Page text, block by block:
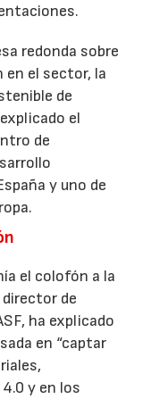
redonda sobre
en el sector, la
de
el
de
y uno de
el colofón a la
director de
ha explicado
en “captar
y en los